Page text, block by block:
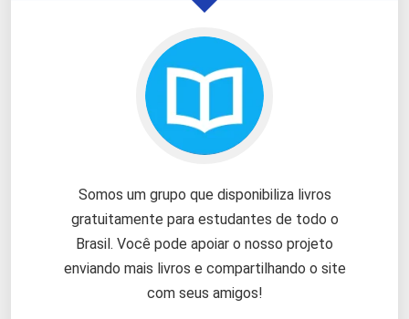
Somos um grupo que disponibiliza livros
gratuitamente para estudantes de todo o
Brasil. Você pode apoiar o nosso projeto
enviando mais livros e compartilhando o site
com seus amigos!